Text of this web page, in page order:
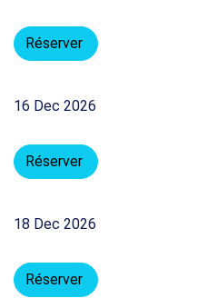
Réserver
16 Dec 2026
Réserver
18 Dec 2026
Réserver